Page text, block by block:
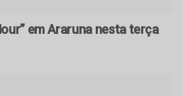
em Araruna nesta terça